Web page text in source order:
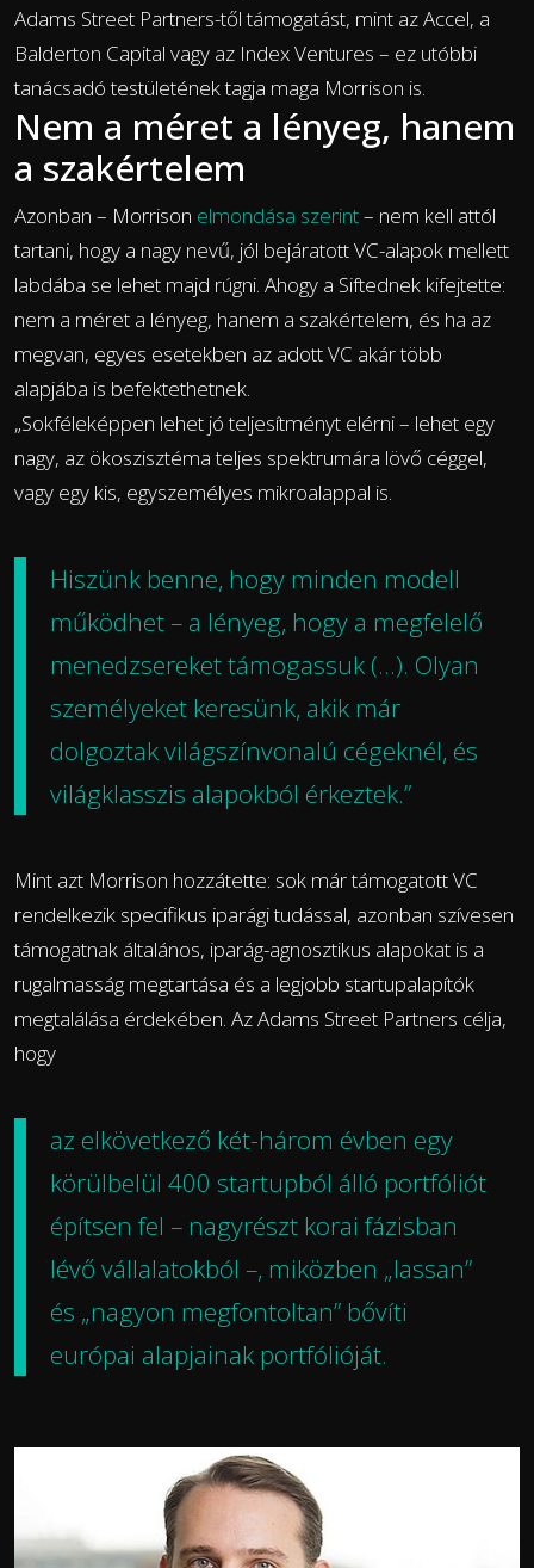
Adams Street Partners-től támogatást, mint az Accel, a
Balderton Capital vagy az Index Ventures – ez utóbbi
tanácsadó testületének tagja maga Morrison is.
Nem a méret a lényeg, hanem
a szakértelem
Azonban – Morrison elmondása szerint– nem kell attól
tartani, hogy a nagy nevű, jól bejáratott VC-alapok mellett
labdába se lehet majd rúgni. Ahogy a Siftednek kifejtette:
nem a méret a lényeg, hanem a szakértelem, és ha az
megvan, egyes esetekben az adott VC akár több
alapjába is befektethetnek.
„Sokféleképpen lehet jó teljesítményt elérni – lehet egy
nagy, az ökoszisztéma teljes spektrumára lövő céggel,
vagy egy kis, egyszemélyes mikroalappal is.
Hiszünk benne, hogy minden modell
működhet – a lényeg, hogy a megfelelő
menedzsereket támogassuk (...). Olyan
személyeket keresünk, akik már
dolgoztak világszínvonalú cégeknél, és
világklasszis alapokból érkeztek.”
Mint azt Morrison hozzátette: sok már támogatott VC
rendelkezik specifikus iparági tudással, azonban szívesen
támogatnak általános, iparág-agnosztikus alapokat is a
rugalmasság megtartása és a legjobb startupalapítók
megtalálása érdekében. Az Adams Street Partners célja,
hogy
az elkövetkező két-három évben egy
körülbelül 400 startupból álló portfóliót
építsen fel – nagyrészt korai fázisban
lévő vállalatokból –, miközben „lassan”
és „nagyon megfontoltan” bővíti
európai alapjainak portfólióját.